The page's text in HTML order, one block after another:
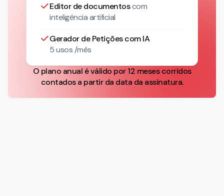
Editor de documentoscom
inteligência artificial
Gerador de Petições com IA
5 usos /mês
O plano anual é válido por 12 meses corridos
contados a partir da data da assinatura.